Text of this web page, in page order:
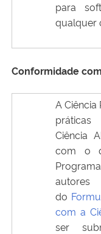
para
qualquer
Conformidade
A Ciência
Ciência
com o
do
com a
ser